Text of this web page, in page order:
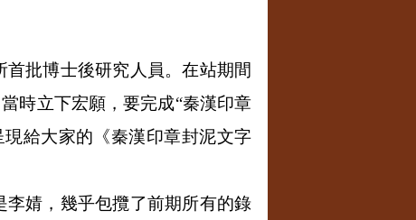
首批博士後研究人員。在站期間
時立下宏願，要完成“秦漢印章
給大家的《秦漢印章封泥文字
婧，幾乎包攬了前期所有的錄